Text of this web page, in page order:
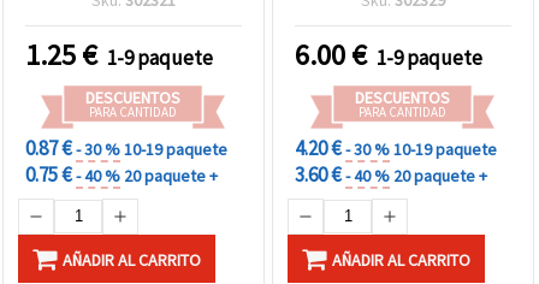
1.25€ 1-9 paquete
DESCUENTOS
PARA CANTIDAD
0.87 €- 30 %10-19 paquete
0.75 €- 40 % 20 paquete +
AÑADIR AL CARRITO
6.00€ 1-9 paquete
DESCUENTOS
PARA CANTIDAD
4.20 €- 30 %10-19 paquete
3.60 €- 40 % 20 paquete +
AÑADIR AL CARRITO